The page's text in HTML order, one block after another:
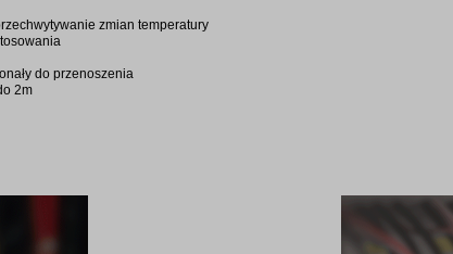
zmian temperatury
do przenoszenia
2m